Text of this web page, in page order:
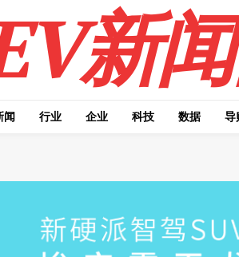
新
闻 行业 企业 科技 数据 导